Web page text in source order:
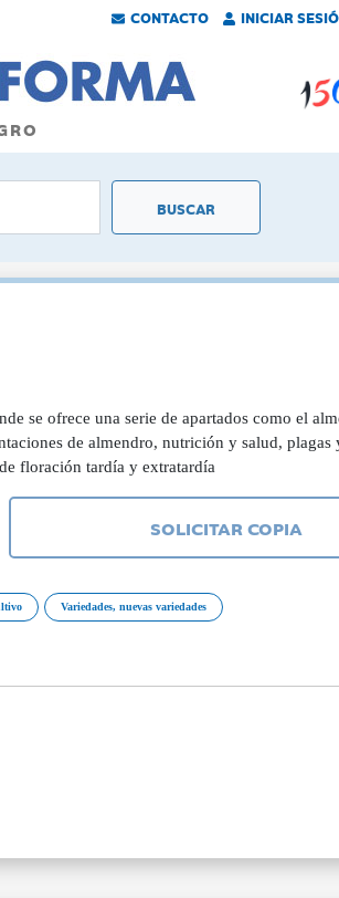
CONTACTO INICIAR
se ofrece una serie de apartados como el
de almendro, nutrición y salud, plagas
floración tardía y extratardía
SOLICITAR COPIA
Variedades, nuevas variedades